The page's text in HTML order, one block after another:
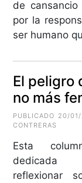
de
por la
ser humano
El peligro
no más
PUBLICADO 20/
CONTRERAS
Esta
reflexionar